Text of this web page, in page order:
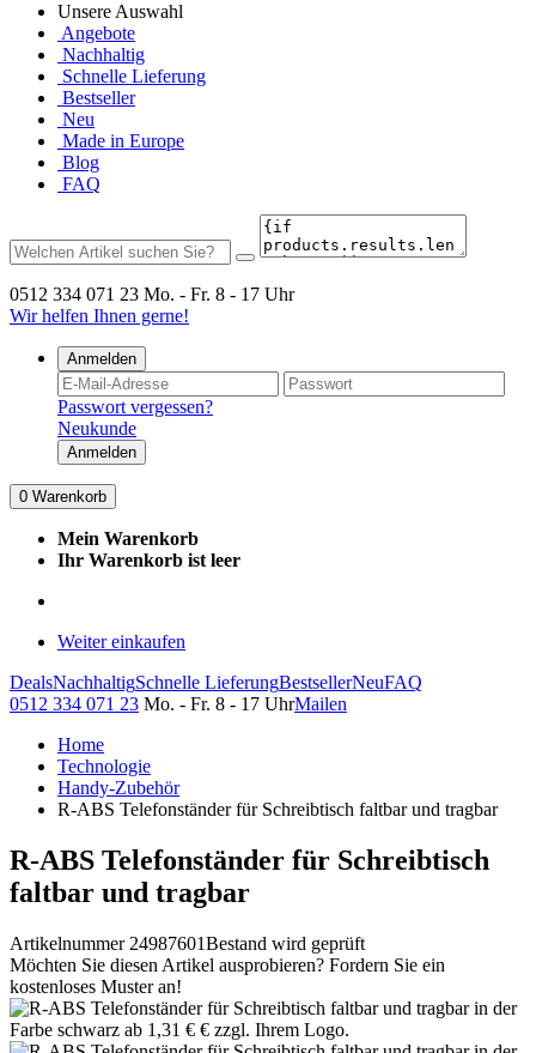
Unsere Auswahl
Angebote
Nachhaltig
Schnelle Lieferung
Bestseller
Neu
Made in Europe
Blog
FAQ
0512 334 071 23 Mo. - Fr. 8 - 17 Uhr
Wir helfen Ihnen gerne!
Anmelden
Passwort vergessen?
Neukunde
Anmelden
0 Warenkorb
Mein Warenkorb
Ihr Warenkorb ist leer
Weiter einkaufen
DealsNachhaltigSchnelle LieferungBestsellerNeuFAQ
0512 334 071 23 Mo. - Fr. 8 - 17 UhrMailen
Home
Technologie
Handy-Zubehör
R-ABS Telefonständer für Schreibtisch faltbar und tragbar
R-ABS Telefonständer für Schreibtisch
faltbar und tragbar
Artikelnummer 24987601Bestand wird geprüft
Möchten Sie diesen Artikel ausprobieren? Fordern Sie ein
kostenloses Muster an!